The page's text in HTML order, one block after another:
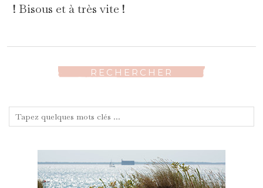
! Bisous et à très vite !
RECHERCHER